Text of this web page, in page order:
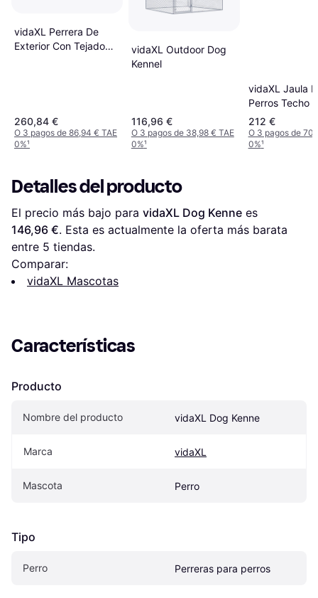
vidaXL Perrera De
Exterior Con Tejado
260,84 €
O 3 pagos de 86,94 € TAE
0%¹
vidaXL Outdoor Dog
Kennel
116,96 €
O 3 pagos de 38,98 € TAE
0%¹
vidaXL Jaula
Perros Techo
Acero
Gris 2x2 m
212 €
O 3 pagos de
0%¹
Detalles del producto
El precio más bajo para vidaXL Dog Kenne
146,96 €. Esta es actualmente la oferta más barata
entre 5 tiendas.
Comparar:
vidaXL Mascotas
Características
Producto
Nombre del producto vidaXL Dog Kenne
Marca vidaXL
Mascota Perro
Tipo
Perro Perreras para perros